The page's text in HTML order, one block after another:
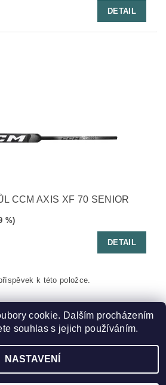
DETAIL
CCM AXIS XF 70 SENIOR
%)
DETAIL
k této položce.
, všechna práva vyhrazena
cookie. Dalším procházením
souhlas s jejich používáním.
NASTAVENÍ